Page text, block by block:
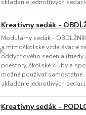
skladanie jednotlivých
Kreatívny sedák -
Modulárny sedák -
a mimoškolské vzdelávacie
oddychového sedenia (triedy
priestory, školské kluby a
možné používať
skladanie jednotlivých
Kreatívny sedák -